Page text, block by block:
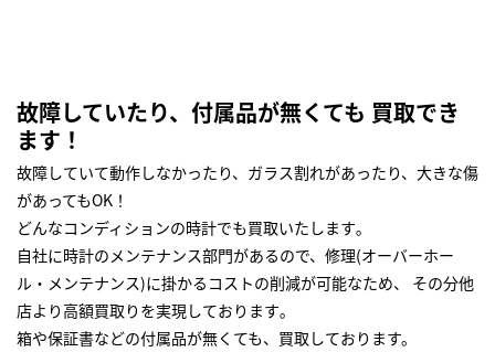
故障していたり、付属品が無くても 買取でき
ます！
故障していて動作しなかったり、ガラス割れがあったり、大きな傷
があってもOK！
どんなコンディションの時計でも買取いたします｡
自社に時計のメンテナンス部門があるので、修理(オーバーホー
ル・メンテナンス)に掛かるコストの削減が可能なため、 その分他
店より高額買取りを実現しております｡
箱や保証書などの付属品が無くても、買取しております。